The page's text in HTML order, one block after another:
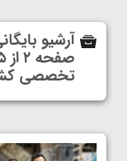
آرشیو
تخصصی